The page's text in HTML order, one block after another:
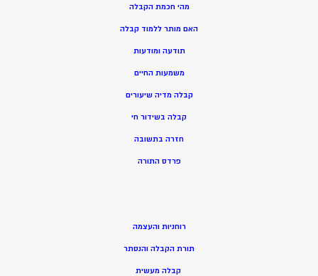
מהי חכמת הקבלה
האם מותר ללמוד קבלה
תודעה ומודעות
משמעות החיים
קבלה מדיה שיעורים
קבלה בשידור חי
חזרה בתשובה
פרדס התורה
רוחניות והעצמה
תורת הקבלה והנסתר
קבלה מעשית